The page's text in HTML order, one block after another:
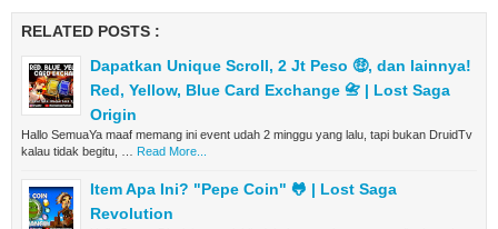
RELATED POSTS :
Dapatkan Unique Scroll, 2 Jt Peso 🤑, dan lainnya!
Red, Yellow, Blue Card Exchange 📇 | Lost Saga
Origin
Hallo SemuaYa maaf memang ini event udah 2 minggu yang lalu, tapi bukan DruidTv
kalau tidak begitu, …
Read More...
Item Apa Ini? "Pepe Coin" 🐸 | Lost Saga
Revolution